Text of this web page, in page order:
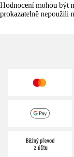
Hodnocení mohou být
prokazatelně nepoužili